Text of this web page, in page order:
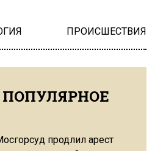
ПРОИСШЕСТВИЯ
ПОПУЛЯРНОЕ